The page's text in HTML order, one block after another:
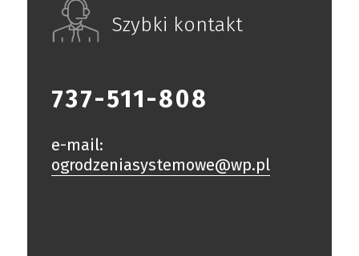
Szybki kontakt
737-511-808
e-mail:
ogrodzeniasystemowe@wp.pl